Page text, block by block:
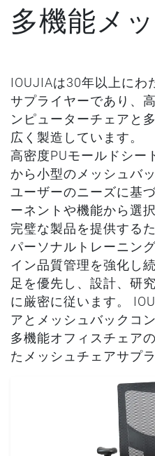
多機能メ
IOUJIAは30年以上に
サプライヤーであり、
ンピューターチェアと
広く製造しています。
高密度PUモールドシー
から小型のメッシュバ
ユーザーのニーズに基
ーネントや機能から選
完璧な製品を提供する
パーソナルトレーニン
イン品質管理を強化し
足を優先し、設計、研
に厳密に従います。
アとメッシュバックコ
多機能オフィスチェア
たメッシュチェアサプ